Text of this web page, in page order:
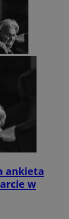
ankieta
w